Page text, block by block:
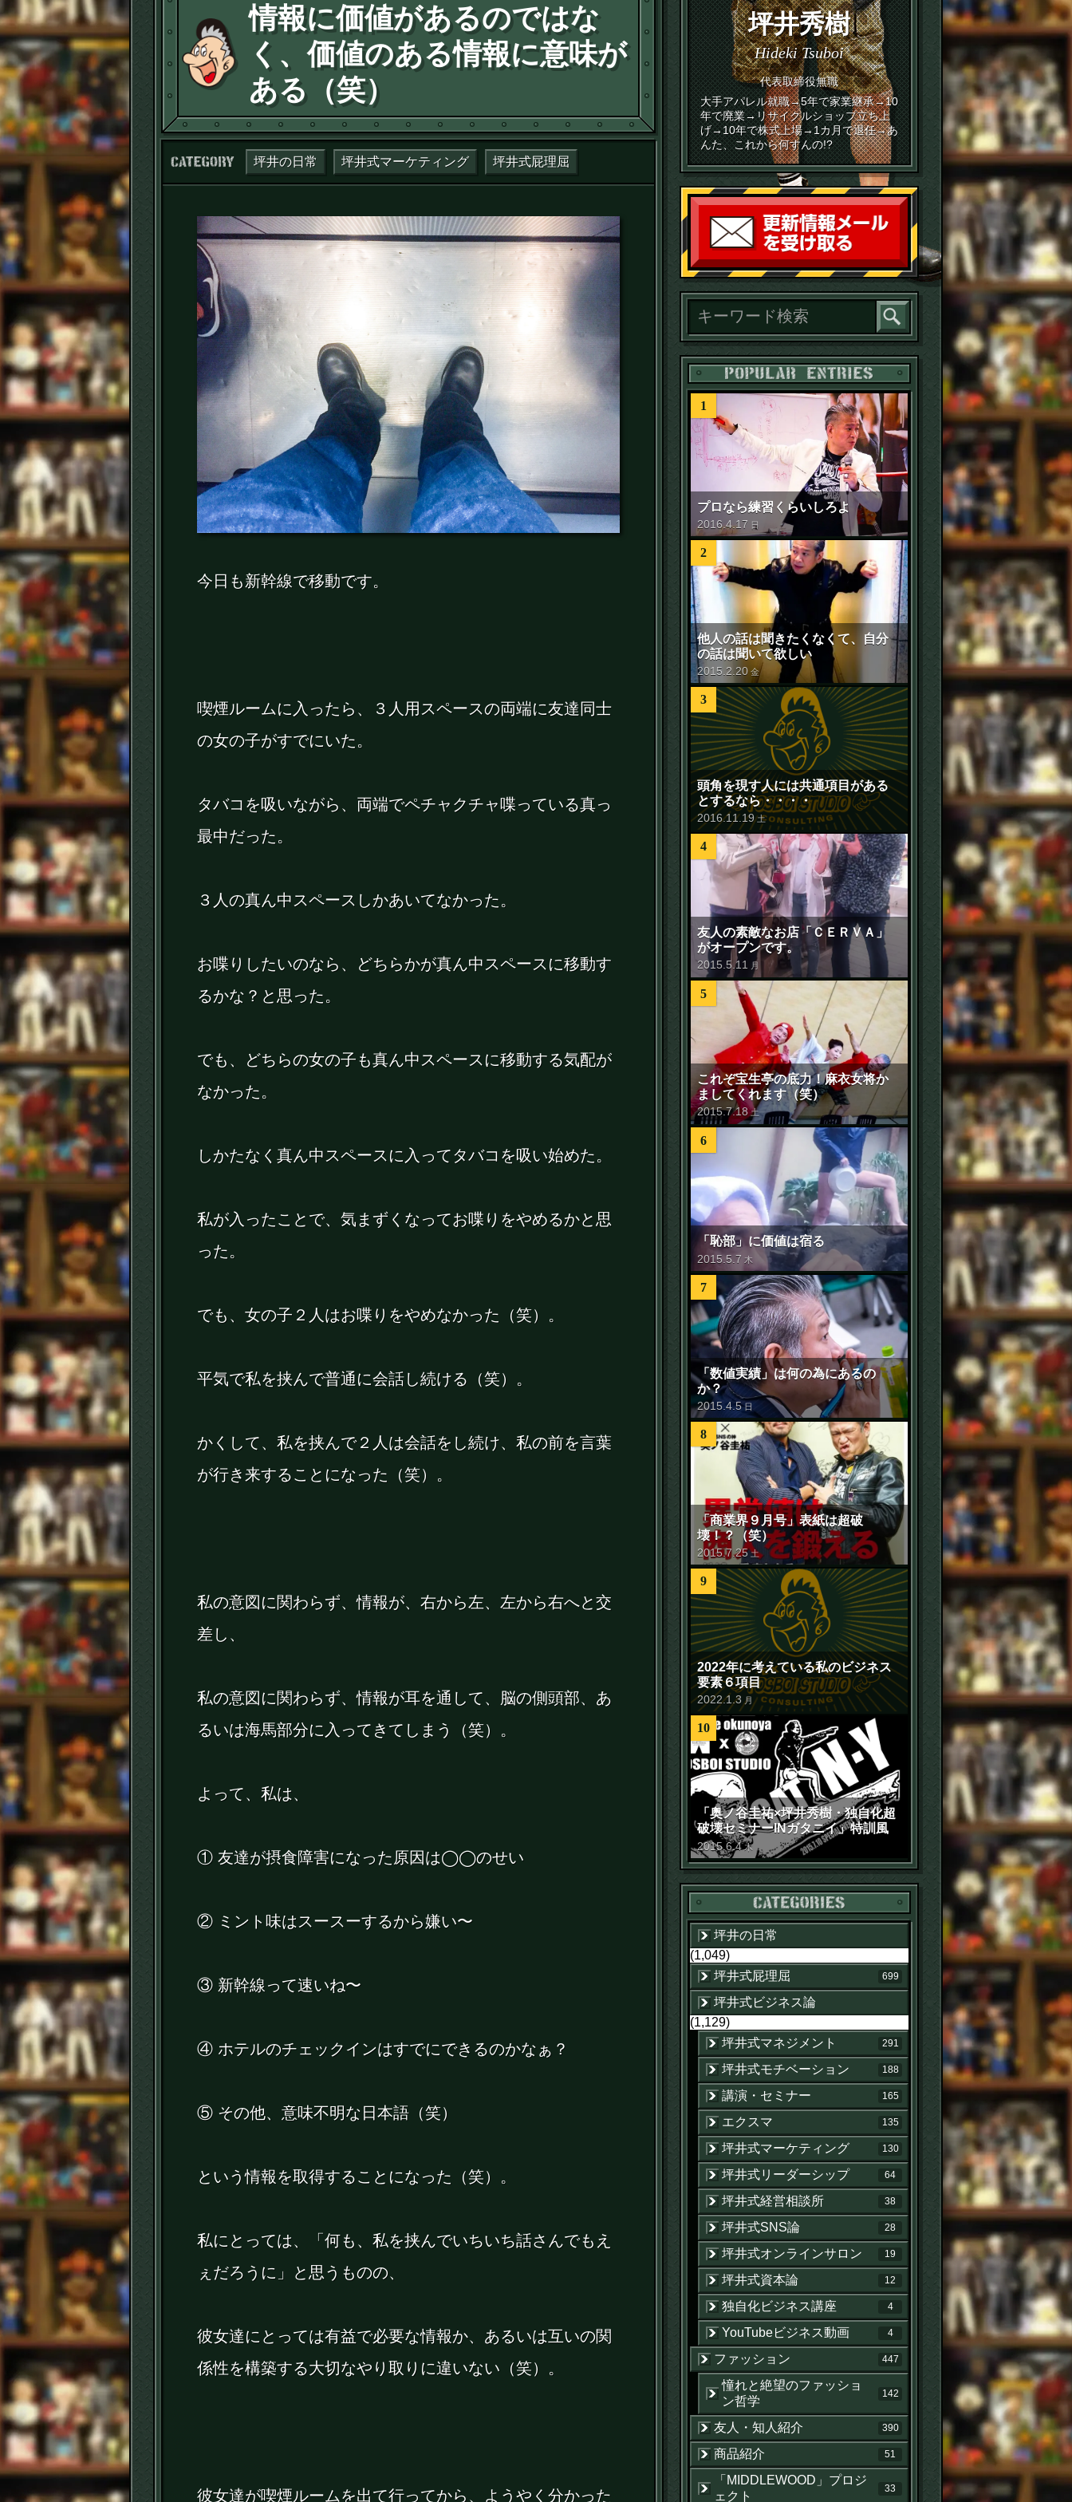
情報に価値があるのではな
く、価値のある情報に意味が
ある（笑）
カテゴリー：
坪井の日常 坪井式マーケティング 坪井式屁理屈
今日も新幹線で移動です。
喫煙ルームに入ったら、３人用スペースの両端に友達同士
の女の子がすでにいた。
タバコを吸いながら、両端でペチャクチャ喋っている真っ
最中だった。
３人の真ん中スペースしかあいてなかった。
お喋りしたいのなら、どちらかが真ん中スペースに移動す
るかな？と思った。
でも、どちらの女の子も真ん中スペースに移動する気配が
なかった。
しかたなく真ん中スペースに入ってタバコを吸い始めた。
私が入ったことで、気まずくなってお喋りをやめるかと思
った。
でも、女の子２人はお喋りをやめなかった（笑）。
平気で私を挟んで普通に会話し続ける（笑）。
かくして、私を挟んで２人は会話をし続け、私の前を言葉
が行き来することになった（笑）。
私の意図に関わらず、情報が、右から左、左から右へと交
差し、
私の意図に関わらず、情報が耳を通して、脳の側頭部、あ
るいは海馬部分に入ってきてしまう（笑）。
よって、私は、
① 友達が摂食障害になった原因は◯◯のせい
② ミント味はスースーするから嫌い〜
③ 新幹線って速いね〜
④ ホテルのチェックインはすでにできるのかなぁ？
⑤ その他、意味不明な日本語（笑）
という情報を取得することになった（笑）。
私にとっては、「何も、私を挟んでいちいち話さんでもえ
ぇだろうに」と思うものの、
彼女達にとっては有益で必要な情報か、あるいは互いの関
係性を構築する大切なやり取りに違いない（笑）。
彼女達が喫煙ルームを出て行ってから、ようやく分かった
坪井秀樹
Hideki Tsuboi
代表取締役無職
大手アパレル就職→5年で家業継承→10
年で廃業→リサイクルショップ立ち上
げ→10年で株式上場→1カ月で退任→あ
んた、これから何すんの!?
読者登録
POPULAR ENTRIES
1
プロなら練習くらいしろよ
2016 .4.17 日
2
他人の話は聞きたくなくて、自分
の話は聞いて欲しい
2015 2 20 金
3
頭角を現す人には共通項目がある
とするなら・・・・
2016.11.19 土
4
友人の素敵なお店「ＣＥＲＶＡ」
がオープンです。
2015 5.11 月
5
これぞ宝生亭の底力！麻衣女将か
ましてくれます（笑）
2015.7.18 土
6
「恥部」に価値は宿る
2015 .5 .7 木
7
「数値実績」は何の為にあるの
か？
2015 .4.5 日
8
「商業界９月号」表紙は超破
壊！？（笑）
2015.7.25 土
9
2022年に考えている私のビジネス
要素６項目
2022.1 .3 月
10
「奥ノ谷圭祐×坪井秀樹・独自化超
破壊セミナーINガタニイ」特訓風
景動画（苦笑）
2015.6.4 木
カテゴリー
坪井の日常
(1,049)
坪井式屁理屈
699
坪井式ビジネス論
(1,129)
坪井式マネジメント
291
坪井式モチベーション 188
講演・セミナー 165
エクスマ 135
坪井式マーケティング 130
坪井式リーダーシップ 64
坪井式経営相談所 38
坪井式SNS論 28
坪井式オンラインサロン 19
坪井式資本論 12
独自化ビジネス講座 4
YouTubeビジネス動画 4
ファッション 447
憧れと絶望のファッショ
ン哲学
142
友人・知人紹介 390
商品紹介 51
「MIDDLEWOOD」プロジ
ェクト
33